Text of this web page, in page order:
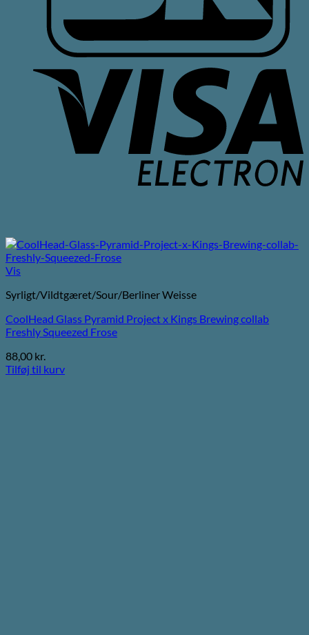
Vis
Syrligt/Vildtgæret/Sour/Berliner Weisse
CoolHead Glass Pyramid Project x Kings Brewing collab
Freshly Squeezed Frose
88,00 kr.
Tilføj til kurv